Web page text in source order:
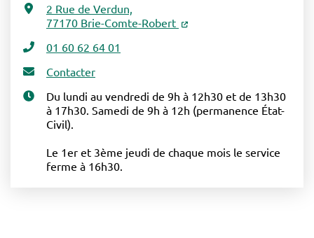
2 Rue de Verdun,
77170 Brie-Comte-Robert
01 60 62 64 01
Contacter
Du lundi au vendredi de 9h à 12h30 et de 13h30
à 17h30. Samedi de 9h à 12h (permanence État-
Civil).
Le 1er et 3ème jeudi de chaque mois le service
ferme à 16h30.